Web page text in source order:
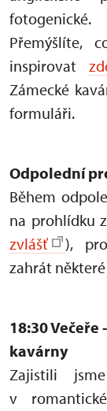
fotogenické.
Přemýšlíte,
inspirovat
Zámecké
formuláři.
Odpolední
Během
na prohlídku
zvlášť
),
zahrát
18:30 Večeře
kavárny
Zajistili
v